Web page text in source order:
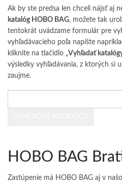
Ak by ste predsa len chceli nájsť aj
katalóg HOBO BAG, možete tak
tentokrát uvádzame formulár pre
vyhľadávacieho poľa napíšte
kliknite na tlačidlo „Vyhľadať
výsledky vyhľadávania, z ktorých si
zaujme.
HOBO BAG
Zastúpenie má HOBO BAG aj v